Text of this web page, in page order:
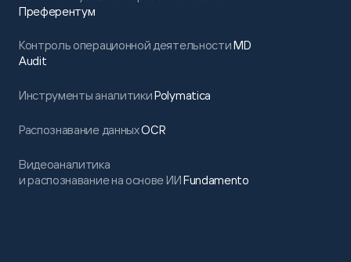
Преферентум
Контроль операционной деятельностиMD
Audit
Инструменты аналитикиPolymatica
Распознавание данныхOCR
Видеоаналитика
и распознавание на основе ИИFundamento